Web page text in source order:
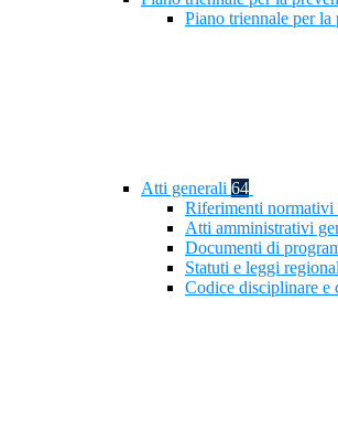
Piano triennale per
Atti generali 64
Riferimenti normativi
Atti amministrativi
Documenti di
Statuti e leggi
Codice disciplinare e